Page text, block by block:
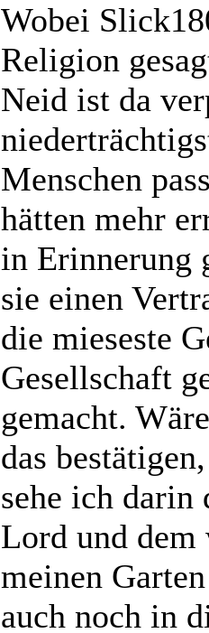
Wobei
Religion
Neid ist da
Menschen
hätten mehr
in Erinnerung
sie einen
die mieseste
Gesellschaft
gemacht.
das
sehe ich darin
Lord und
meinen
auch noch in